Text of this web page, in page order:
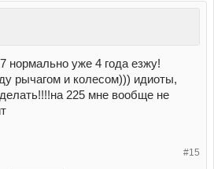
нормально уже 4 года езжу!
рычагом и колесом))) идиоты,
225 мне вообще не
#15